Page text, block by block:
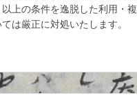
上の条件を逸脱した利用・複
は厳正に対処いたします。